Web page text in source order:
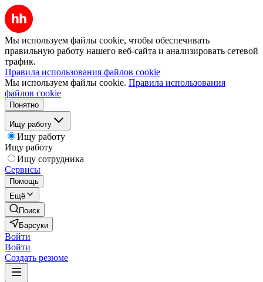
Мы используем файлы cookie, чтобы обеспечивать
правильную работу нашего веб-сайта и анализировать сетевой
трафик.
Правила использования файлов cookie
Мы используем файлы cookie. Правила использования
файлов cookie
Понятно
Ищу работу
Ищу работу
Ищу работу
Ищу сотрудника
Сервисы
Помощь
Ещё
Поиск
Барсуки
Войти
Войти
Создать резюме